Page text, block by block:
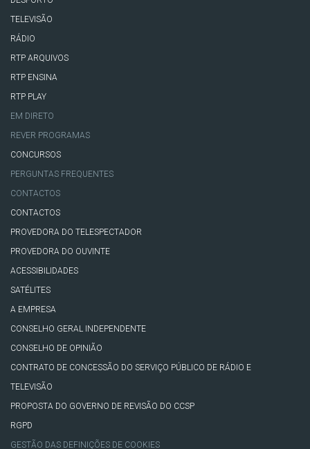
TELEVISÃO
RÁDIO
RTP ARQUIVOS
RTP ENSINA
RTP PLAY
EM DIRETO
REVER PROGRAMAS
CONCURSOS
PERGUNTAS FREQUENTES
CONTACTOS
CONTACTOS
PROVEDORA DO TELESPECTADOR
PROVEDORA DO OUVINTE
ACESSIBILIDADES
SATÉLITES
A EMPRESA
CONSELHO GERAL INDEPENDENTE
CONSELHO DE OPINIÃO
CONTRATO DE CONCESSÃO DO SERVIÇO PÚBLICO DE RÁDIO E
TELEVISÃO
PROPOSTA DO GOVERNO DE REVISÃO DO CCSP
RGPD
GESTÃO DAS DEFINIÇÕES DE COOKIES